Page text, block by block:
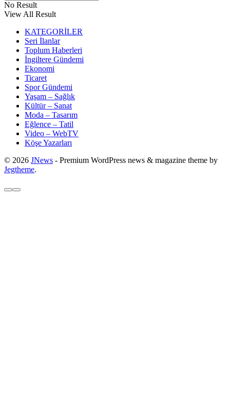
No Result
View All Result
KATEGORİLER
Seri İlanlar
Toplum Haberleri
İngiltere Gündemi
Ekonomi
Ticaret
Spor Gündemi
Yaşam – Sağlık
Kültür – Sanat
Moda – Tasarım
Eğlence – Tatil
Video – WebTV
Köşe Yazarları
© 2026 JNews - Premium WordPress news & magazine theme by
Jegtheme.